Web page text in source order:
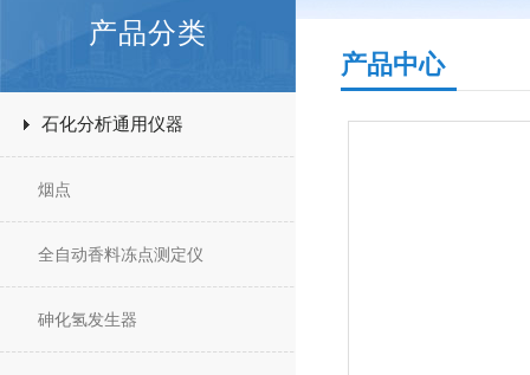
产品分类
石化分析通用仪器
烟点
全自动香料冻点测定仪
砷化氢发生器
产品中心